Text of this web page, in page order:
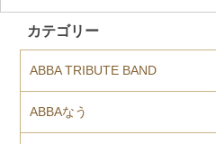
カテゴリー
ABBA TRIBUTE BAND
ABBAなう